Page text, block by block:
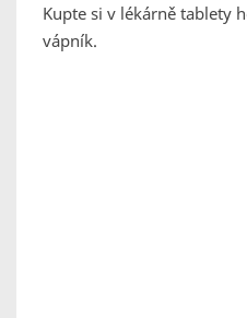
Kupte si v lékárně tablety
vápník.